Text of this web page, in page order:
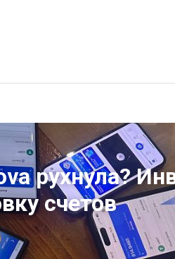
рухнула?
счетов